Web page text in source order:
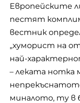
Европейските
пестят
вестник
„хуморист на
най-
– леката нотка
миналото, ту в